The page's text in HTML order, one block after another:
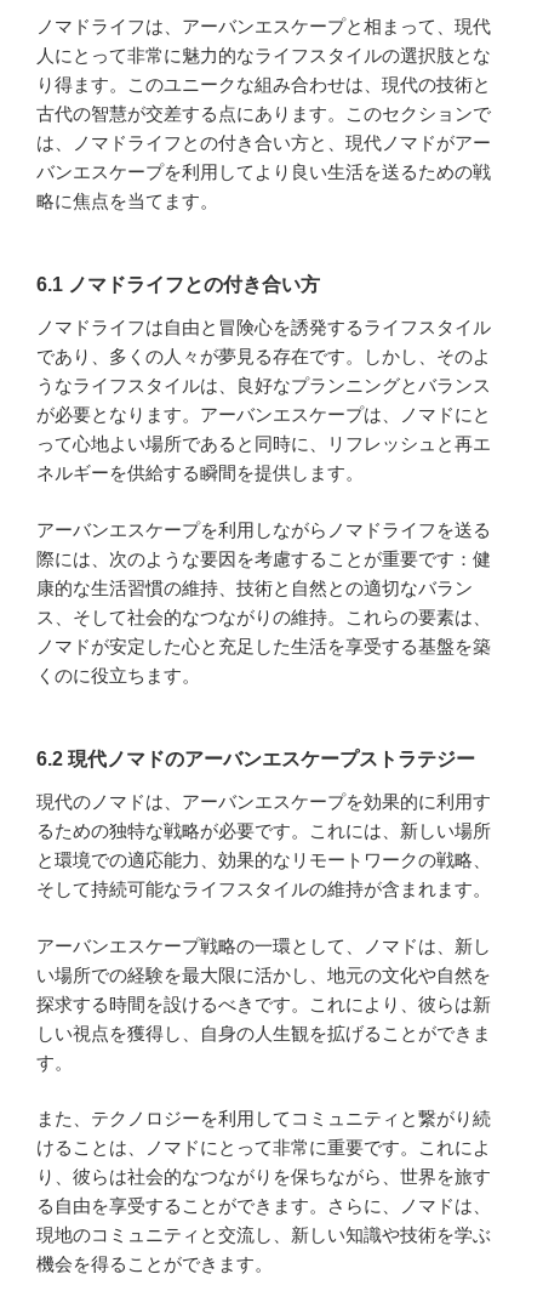
ノマドライフは、アーバンエスケープと相まって、現代
人にとって非常に魅力的なライフスタイルの選択肢とな
り得ます。このユニークな組み合わせは、現代の技術と
古代の智慧が交差する点にあります。このセクションで
は、ノマドライフとの付き合い方と、現代ノマドがアー
バンエスケープを利用してより良い生活を送るための戦
略に焦点を当てます。
6.1 ノマドライフとの付き合い方
ノマドライフは自由と冒険心を誘発するライフスタイル
であり、多くの人々が夢見る存在です。しかし、そのよ
うなライフスタイルは、良好なプランニングとバランス
が必要となります。アーバンエスケープは、ノマドにと
って心地よい場所であると同時に、リフレッシュと再エ
ネルギーを供給する瞬間を提供します。
アーバンエスケープを利用しながらノマドライフを送る
際には、次のような要因を考慮することが重要です：健
康的な生活習慣の維持、技術と自然との適切なバラン
ス、そして社会的なつながりの維持。これらの要素は、
ノマドが安定した心と充足した生活を享受する基盤を築
くのに役立ちます。
6.2 現代ノマドのアーバンエスケープストラテジー
現代のノマドは、アーバンエスケープを効果的に利用す
るための独特な戦略が必要です。これには、新しい場所
と環境での適応能力、効果的なリモートワークの戦略、
そして持続可能なライフスタイルの維持が含まれます。
アーバンエスケープ戦略の一環として、ノマドは、新し
い場所での経験を最大限に活かし、地元の文化や自然を
探求する時間を設けるべきです。これにより、彼らは新
しい視点を獲得し、自身の人生観を拡げることができま
す。
また、テクノロジーを利用してコミュニティと繋がり続
けることは、ノマドにとって非常に重要です。これによ
り、彼らは社会的なつながりを保ちながら、世界を旅す
る自由を享受することができます。さらに、ノマドは、
現地のコミュニティと交流し、新しい知識や技術を学ぶ
機会を得ることができます。